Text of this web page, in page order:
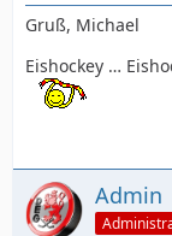
Gruß, Michael
Eishockey …
Admin